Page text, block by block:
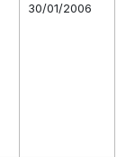
30/01/2006